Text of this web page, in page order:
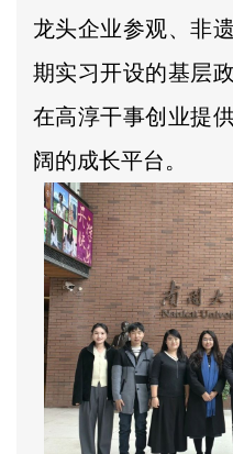
龙头企业参观、非
期实习开设的基层
在高淳干事创业提
阔的成长平台。